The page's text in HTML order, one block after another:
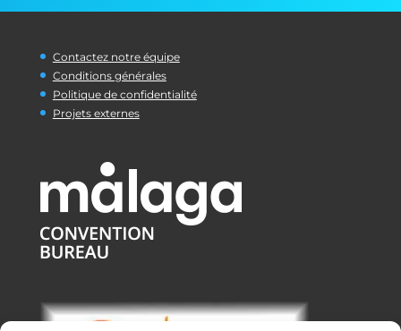
Contactez notre équipe
Conditions générales
Politique de confidentialité
Projets externes